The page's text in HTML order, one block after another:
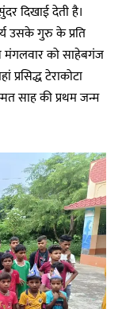
दिखाई देती है।
उसके गुरु के प्रति
मंगलवार को साहेबगंज
टेराकोटा
साह की प्रथम जन्म